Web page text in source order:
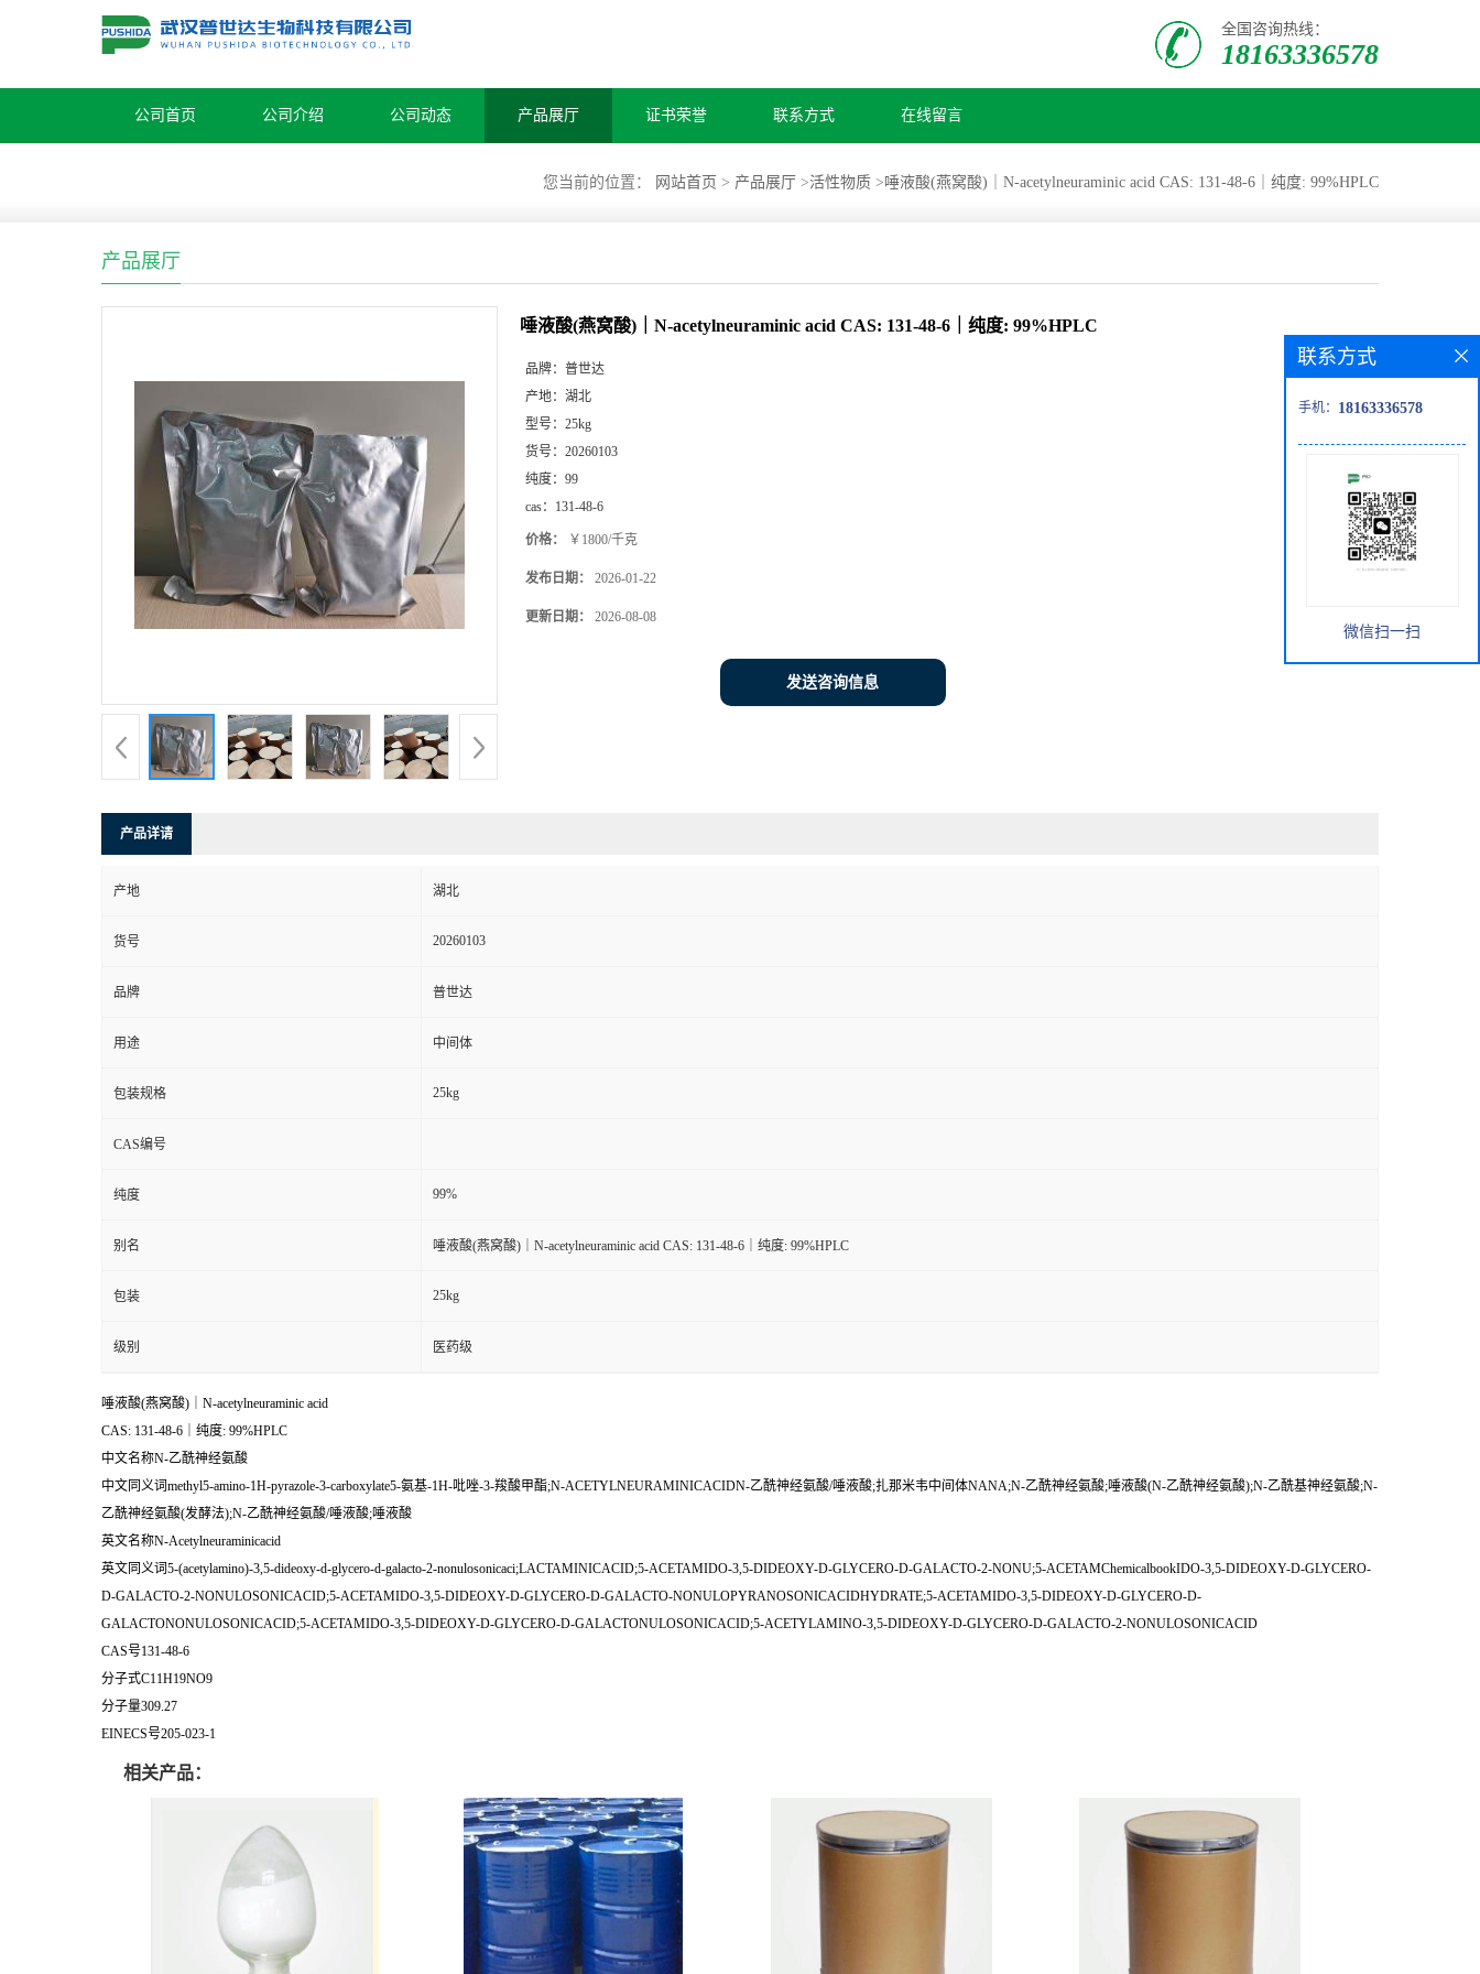
全国咨询热线：
18163336578
公司首页 公司介绍 公司动态 产品展厅 证书荣誉 联系方式 在线留言
您当前的位置： 网站首页 > 产品展厅 >活性物质 >唾液酸(燕窝酸)｜N-acetylneuraminic acid CAS: 131-48-6｜纯度: 99%HPLC
产品展厅
唾液酸(燕窝酸)｜N-acetylneuraminic acid CAS: 131-48-6｜纯度: 99%HPLC
品牌： 普世达
产地： 湖北
型号： 25kg
货号： 20260103
纯度： 99
cas： 131-48-6
价格： ￥1800/千克
发布日期： 2026-01-22
更新日期： 2026-08-08
发送咨询信息
产品详请
产地 湖北
货号 20260103
品牌 普世达
用途 中间体
包装规格 25kg
CAS编号
纯度 99%
别名 唾液酸(燕窝酸)｜N-acetylneuraminic acid CAS: 131-48-6｜纯度: 99%HPLC
包装 25kg
级别 医药级
唾液酸(燕窝酸)｜N-acetylneuraminic acid
CAS: 131-48-6｜纯度: 99%HPLC
中文名称N-乙酰神经氨酸
中文同义词methyl5-amino-1H-pyrazole-3-carboxylate5-氨基-1H-吡唑-3-羧酸甲酯;N-ACETYLNEURAMINICACIDN-乙酰神经氨酸/唾液酸;扎那米韦中间体NANA;N-乙酰神经氨酸;唾液酸(N-乙酰神经氨酸);N-乙酰基神经氨酸;N-
乙酰神经氨酸(发酵法);N-乙酰神经氨酸/唾液酸;唾液酸
英文名称N-Acetylneuraminicacid
英文同义词5-(acetylamino)-3,5-dideoxy-d-glycero-d-galacto-2-nonulosonicaci;LACTAMINICACID;5-ACETAMIDO-3,5-DIDEOXY-D-GLYCERO-D-GALACTO-2-NONU;5-ACETAMChemicalbookIDO-3,5-DIDEOXY-D-GLYCERO-
D-GALACTO-2-NONULOSONICACID;5-ACETAMIDO-3,5-DIDEOXY-D-GLYCERO-D-GALACTO-NONULOPYRANOSONICACIDHYDRATE;5-ACETAMIDO-3,5-DIDEOXY-D-GLYCERO-D-
GALACTONONULOSONICACID;5-ACETAMIDO-3,5-DIDEOXY-D-GLYCERO-D-GALACTONULOSONICACID;5-ACETYLAMINO-3,5-DIDEOXY-D-GLYCERO-D-GALACTO-2-NONULOSONICACID
CAS号131-48-6
分子式C11H19NO9
分子量309.27
EINECS号205-023-1
相关产品：
联系方式
手机： 18163336578
微信扫一扫